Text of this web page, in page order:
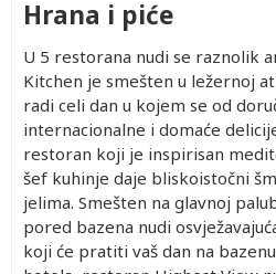
Hrana i piće
U 5 restorana nudi se raznolik
Kitchen je smešten u ležernoj
radi celi dan u kojem se od
internacionalne i domaće
restoran koji je inspirisan
šef kuhinje daje bliskoistočni
jelima. Smešten na glavnoj
pored bazena nudi
koji će pratiti vaš dan na